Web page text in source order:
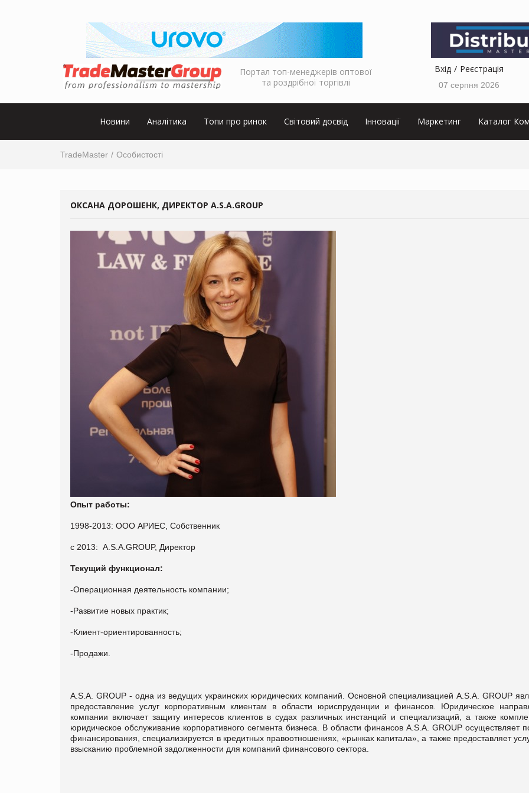
Портал топ-менеджерів оптової
та роздрібної торгівлі
Вхід Реєстрація
07 серпня 2026
Новини Аналітика Топи про ринок Світовий досвід Інновації Маркетинг Каталог
TradeMaster Особистості
ОКСАНА ДОРОШЕНК, ДИРЕКТОР A.S.A.GROUP
Опыт работы:
1998-2013: OOO АРИЕС, Собственник
с 2013: A.S.A.GROUP, Директор
Текущий функционал:
-Операционная деятельность компании;
-Развитие новых практик;
-Клиент-ориентированность;
-Продажи.
A.S.A. GROUP - одна из ведущих украинских юридических компаний. Основной специализацией A.S.A. GROUP
предоставление услуг корпоративным клиентам в области юриспруденции и финансов. Юридическое
компании включает защиту интересов клиентов в судах различных инстанций и специализаций, а также
юридическое обслуживание корпоративного сегмента бизнеса. В области финансов A.S.A. GROUP осуществляет
финансирования, специализируется в кредитных правоотношениях, «рынках капитала», а также предоставляет
взысканию проблемной задолженности для компаний финансового сектора.